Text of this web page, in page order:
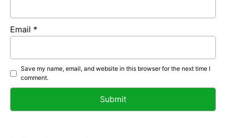
Email *
Save my name, email, and website in this browser for the next time I
comment.